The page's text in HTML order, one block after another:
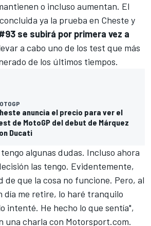
o incluso aumentan. El
ya la prueba en Cheste y
se subirá por primera vez a
a cabo uno de los test que más
de los últimos tiempos.
anuncia el precio para ver el
de MotoGP del debut de Márquez
Ducati
algunas dudas. Incluso ahora
las tengo. Evidentemente,
de que la cosa no funcione. Pero, al
día me retire, lo haré tranquilo
intenté. He hecho lo que sentía",
una charla con Motorsport.com.